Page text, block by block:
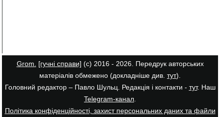
Grom. [гучні справи] (с) 2016 - 2026. Передрук авторських
матеріалів обмежено (докладніше див. тут).
Головний редактор – Павло Шульц. Редакція і контакти - тут. Наш
Telegram-канал.
Політика конфіденційності, захист персональних даних та файли